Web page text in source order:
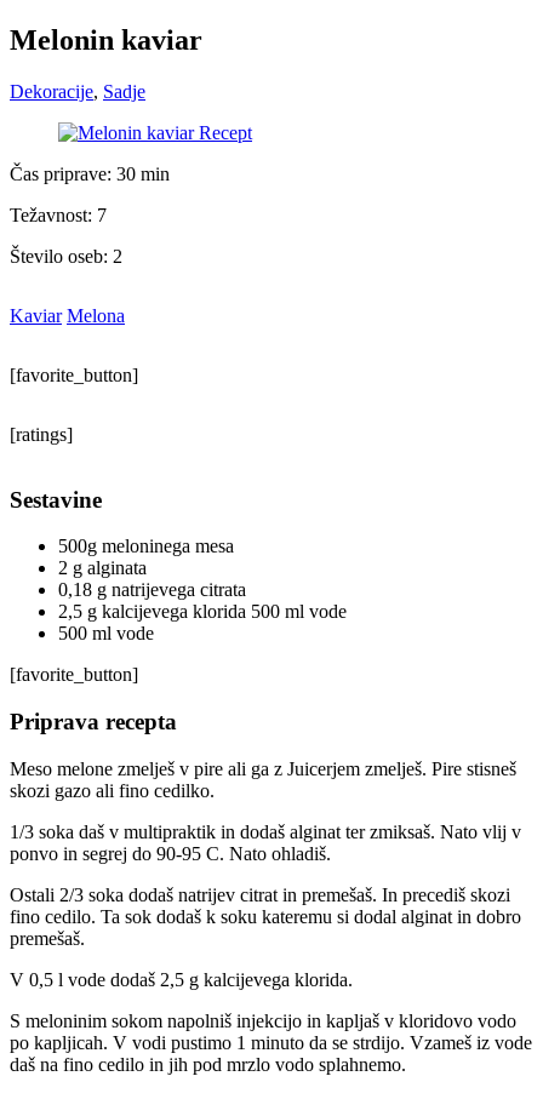
Melonin kaviar
Dekoracije, Sadje
Čas priprave: 30 min
Težavnost: 7
Število oseb: 2
Kaviar Melona
[favorite_button]
[ratings]
Sestavine
500g meloninega mesa
2 g alginata
0,18 g natrijevega citrata
2,5 g kalcijevega klorida 500 ml vode
500 ml vode
[favorite_button]
Priprava recepta
Meso melone zmelješ v pire ali ga z Juicerjem zmelješ. Pire stisneš
skozi gazo ali fino cedilko.
1/3 soka daš v multipraktik in dodaš alginat ter zmiksaš. Nato vlij v
ponvo in segrej do 90-95 C. Nato ohladiš.
Ostali 2/3 soka dodaš natrijev citrat in premešaš. In precediš skozi
fino cedilo. Ta sok dodaš k soku kateremu si dodal alginat in dobro
premešaš.
V 0,5 l vode dodaš 2,5 g kalcijevega klorida.
S meloninim sokom napolniš injekcijo in kapljaš v kloridovo vodo
po kapljicah. V vodi pustimo 1 minuto da se strdijo. Vzameš iz vode
daš na fino cedilo in jih pod mrzlo vodo splahnemo.